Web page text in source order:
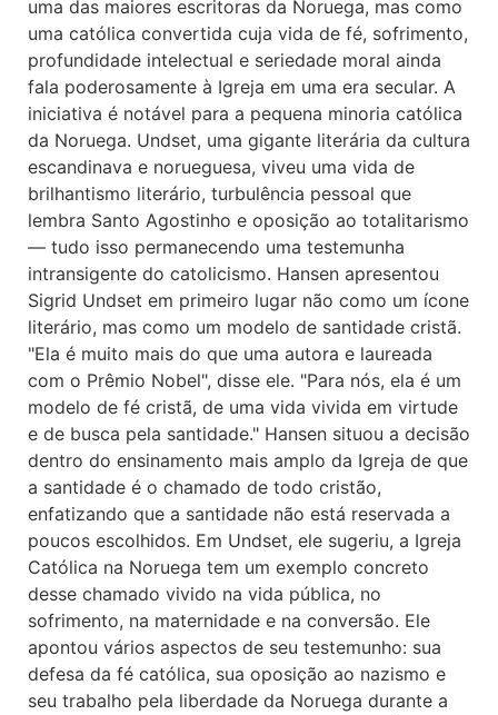
uma das maiores escritoras da Noruega, mas como
uma católica convertida cuja vida de fé, sofrimento,
profundidade intelectual e seriedade moral ainda
fala poderosamente à Igreja em uma era secular. A
iniciativa é notável para a pequena minoria católica
da Noruega. Undset, uma gigante literária da cultura
escandinava e norueguesa, viveu uma vida de
brilhantismo literário, turbulência pessoal que
lembra Santo Agostinho e oposição ao totalitarismo
— tudo isso permanecendo uma testemunha
intransigente do catolicismo. Hansen apresentou
Sigrid Undset em primeiro lugar não como um ícone
literário, mas como um modelo de santidade cristã.
"Ela é muito mais do que uma autora e laureada
com o Prêmio Nobel", disse ele. "Para nós, ela é um
modelo de fé cristã, de uma vida vivida em virtude
e de busca pela santidade." Hansen situou a decisão
dentro do ensinamento mais amplo da Igreja de que
a santidade é o chamado de todo cristão,
enfatizando que a santidade não está reservada a
poucos escolhidos. Em Undset, ele sugeriu, a Igreja
Católica na Noruega tem um exemplo concreto
desse chamado vivido na vida pública, no
sofrimento, na maternidade e na conversão. Ele
apontou vários aspectos de seu testemunho: sua
defesa da fé católica, sua oposição ao nazismo e
seu trabalho pela liberdade da Noruega durante a